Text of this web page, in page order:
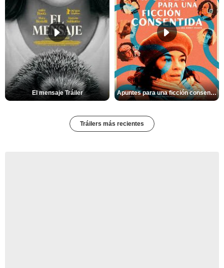
El mensaje Tráiler Apuntes para una ficción consentida Tráiler
Tráilers más recientes